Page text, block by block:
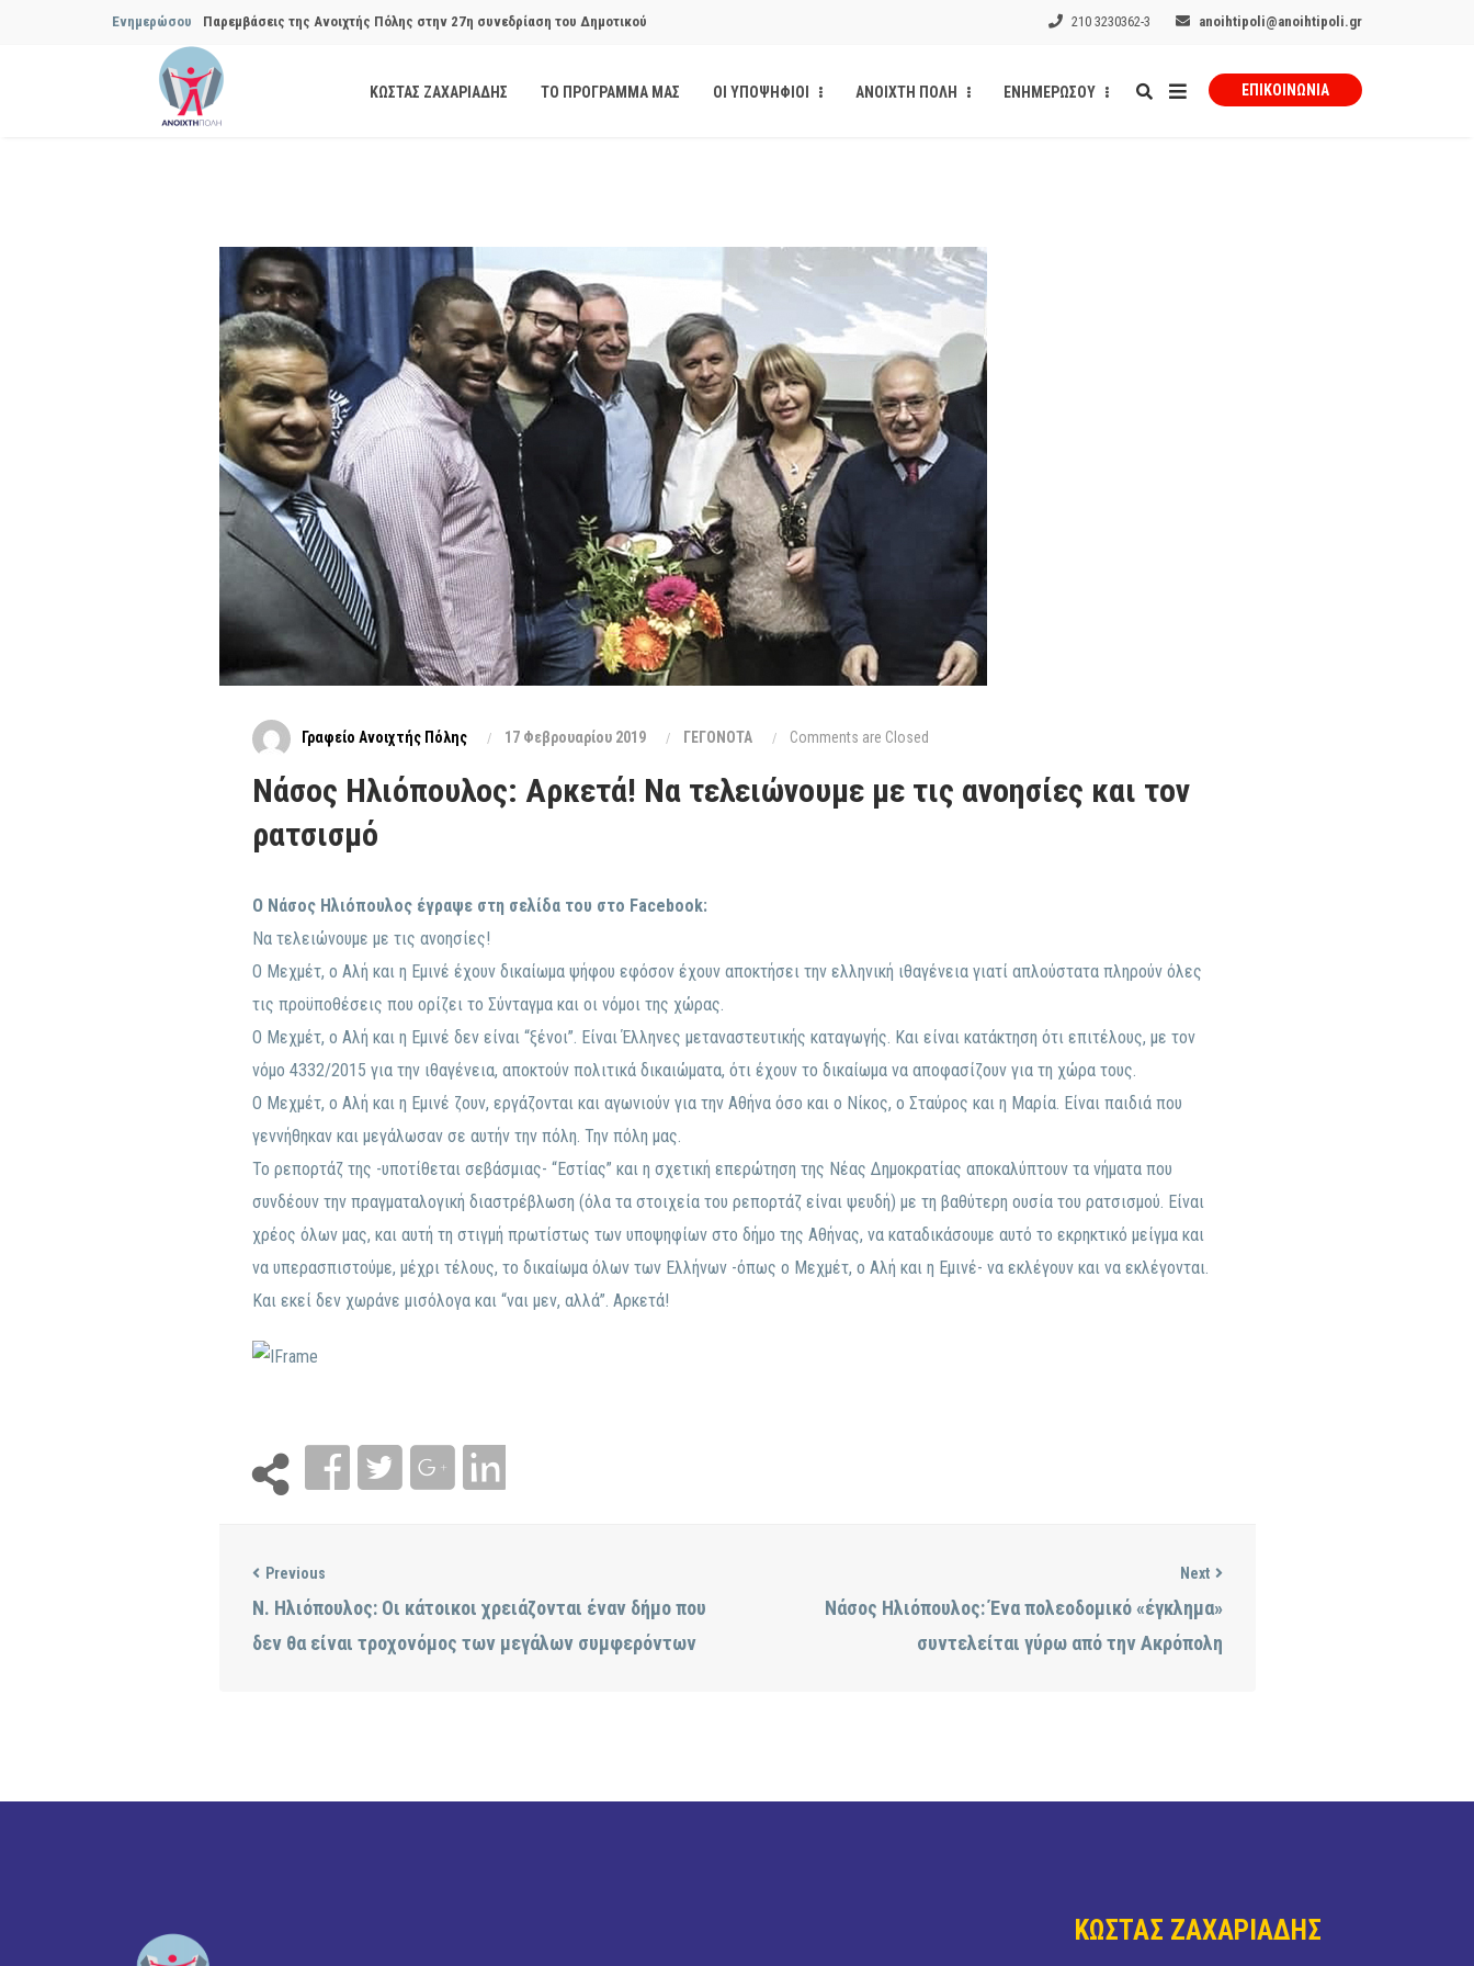
Ενημερώσου Παρεμβάσεις της Ανοιχτής Πόλης στην 27η συνεδρίαση του Δημοτικού
Συμβουλίου του Δήμου…
Παρεμβάσεις της Ανοιχτής Πόλης στην 29η συνεδρίαση του Δημοτικού
Θεσμική θωράκιση των εγκύων αιρετών μετά από την παρέμβαση της Ανοιχτής
Πόλης
Να αποκατασταθεί με εγγυήσεις, διαφάνεια και δημοσιότητα το αίσθημα
ασφάλειας στην Κυψέλη
210 3230362-3 anoihtipoli@anoihtipoli.gr
ΚΩΣΤΑΣ ΖΑΧΑΡΙΑΔΗΣ ΤΟ ΠΡΟΓΡΑΜΜΑ ΜΑΣ ΟΙ ΥΠΟΨΗΦΙΟΙ ΑΝΟΙΧΤΗ ΠΟΛΗ ΕΝΗΜΕΡΩΣΟΥ ΕΠΙΚΟΙΝΩΝΊΑ
Γραφείο Ανοιχτής Πόλης 17 Φεβρουαρίου 2019 ΓΕΓΟΝΟΤΑ Comments are Closed
Νάσος Ηλιόπουλος: Αρκετά! Να τελειώνουμε με τις ανοησίες και τον
ρατσισμό
Ο Νάσος Ηλιόπουλος έγραψε στη σελίδα του στο Facebook:
Να τελειώνουμε με τις ανοησίες!
Ο Μεχμέτ, ο Αλή και η Εμινέ έχουν δικαίωμα ψήφου εφόσον έχουν αποκτήσει την ελληνική ιθαγένεια γιατί απλούστατα πληρούν όλες
τις προϋποθέσεις που ορίζει το Σύνταγμα και οι νόμοι της χώρας.
Ο Μεχμέτ, ο Αλή και η Εμινέ δεν είναι “ξένοι”. Είναι Έλληνες μεταναστευτικής καταγωγής. Και είναι κατάκτηση ότι επιτέλους, με τον
νόμο 4332/2015 για την ιθαγένεια, αποκτούν πολιτικά δικαιώματα, ότι έχουν το δικαίωμα να αποφασίζουν για τη χώρα τους.
Ο Μεχμέτ, ο Αλή και η Εμινέ ζουν, εργάζονται και αγωνιούν για την Αθήνα όσο και ο Νίκος, ο Σταύρος και η Μαρία. Είναι παιδιά που
γεννήθηκαν και μεγάλωσαν σε αυτήν την πόλη. Την πόλη μας.
Το ρεπορτάζ της -υποτίθεται σεβάσμιας- “Εστίας” και η σχετική επερώτηση της Νέας Δημοκρατίας αποκαλύπτουν τα νήματα που
συνδέουν την πραγματαλογική διαστρέβλωση (όλα τα στοιχεία του ρεπορτάζ είναι ψευδή) με τη βαθύτερη ουσία του ρατσισμού. Είναι
χρέος όλων μας, και αυτή τη στιγμή πρωτίστως των υποψηφίων στο δήμο της Αθήνας, να καταδικάσουμε αυτό το εκρηκτικό μείγμα και
να υπερασπιστούμε, μέχρι τέλους, το δικαίωμα όλων των Ελλήνων -όπως ο Μεχμέτ, ο Αλή και η Εμινέ- να εκλέγουν και να εκλέγονται.
Και εκεί δεν χωράνε μισόλογα και “ναι μεν, αλλά”. Αρκετά!
Previous
Ν. Ηλιόπουλος: Οι κάτοικοι χρειάζονται έναν δήμο που
δεν θα είναι τροχονόμος των μεγάλων συμφερόντων
Next
Νάσος Ηλιόπουλος: Ένα πολεοδομικό «έγκλημα»
συντελείται γύρω από την Ακρόπολη
ΚΩΣΤΑΣ ΖΑΧΑΡΙΑΔΗΣ